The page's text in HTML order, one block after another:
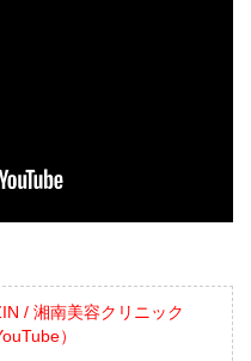
/ 湘南美容クリニック
）